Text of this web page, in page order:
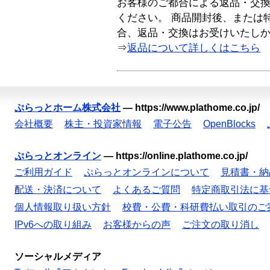
お客様のご都合による返品・交
ください。 商品開封後、または
合、返品・交換はお受けいたし
⇒返品について詳しくはこちら
ぷらっとホーム株式会社 — https://www.plathome.co.jp/
会社概要
株主・投資家情報 電子公告 OpenBlocks
ぷらっとオンライン — https://online.plathome.co.jp/
ご利用ガイド
ぷらっとオンラインについて
見積書・
配送・決済について
よくあるご質問
特定商取引法に
個人情報取り扱い方針
校費・公費・科研費払い取引のご
IPv6への取り組み
お客様からの声 ご注文の取り消し
ソーシャルメディア